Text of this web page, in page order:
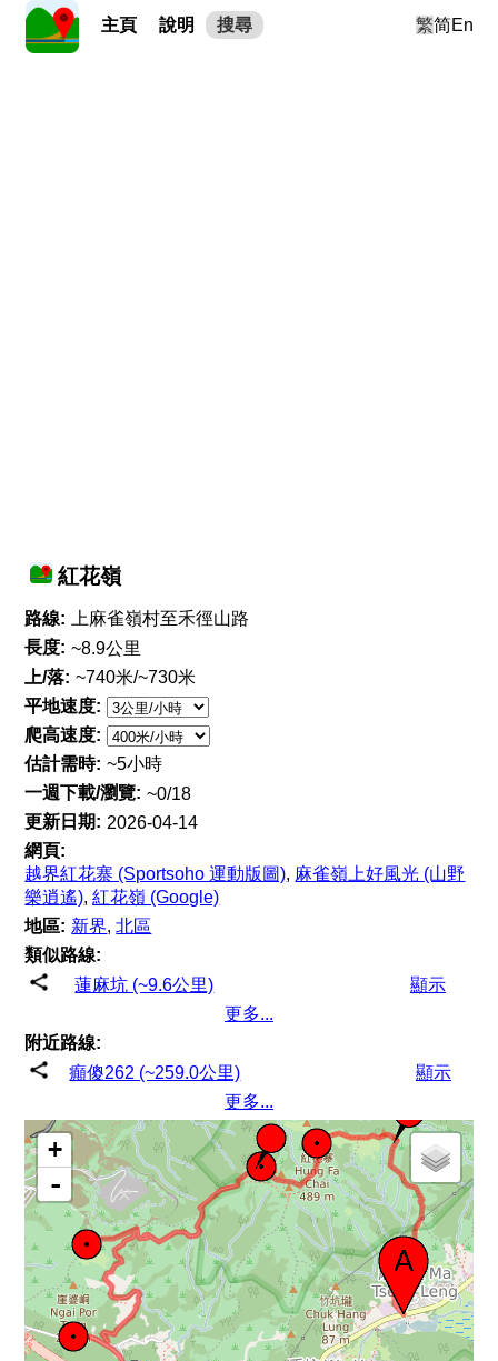
主頁 說明 搜尋 繁简En
紅花嶺
路線:
上麻雀嶺村至禾徑山路
長度: ~8.9公里
上/落: ~740米/~730米
平地速度:
爬高速度:
估計需時: ~5小時
一週下載/瀏覽: ~0/18
更新日期: 2026-04-14
網頁:
越界紅花寨 (Sportsoho 運動版圖), 麻雀嶺上好風光 (山野
樂逍遙),紅花嶺 (Google)
地區: 新界,北區
類似路線:
蓮麻坑 (~9.6公里)
顯示
更多...
附近路線:
癲傻262 (~259.0公里)
顯示
更多...
+
-